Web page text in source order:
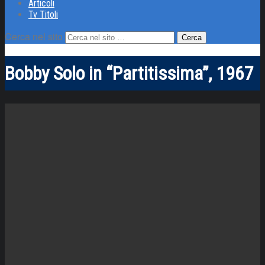
Articoli
Tv Titoli
Cerca nel sito
Bobby Solo in “Partitissima”, 1967